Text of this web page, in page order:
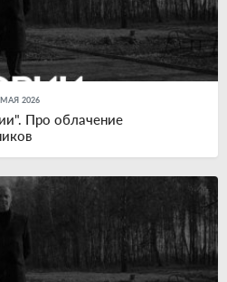
МАЯ 2026
Про облачение